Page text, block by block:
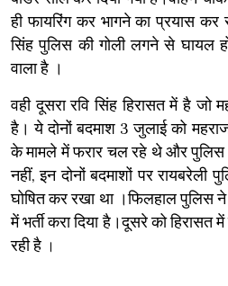
ही फायरिंग कर भागने का प्रयास कर
सिंह पुलिस की गोली लगने से घायल
वाला है ।
वही दूसरा रवि सिंह हिरासत में है जो
है। ये दोनों बदमाश 3 जुलाई को
के मामले में फरार चल रहे थे और पुलिस
नहीं, इन दोनों बदमाशों पर रायबरेली
घोषित कर रखा था ।फिलहाल पुलिस
में भर्ती करा दिया है।दूसरे को हिरासत
रही है ।